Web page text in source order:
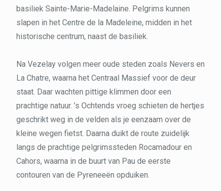
basiliek Sainte-Marie-Madelaine. Pelgrims kunnen
slapen in het Centre de la Madeleine, midden in het
historische centrum, naast de basiliek.
Na Vezelay volgen meer oude steden zoals Nevers en
La Chatre, waarna het Centraal Massief voor de deur
staat. Daar wachten pittige klimmen door een
prachtige natuur. ’s Ochtends vroeg schieten de hertjes
geschrikt weg in de velden als je eenzaam over de
kleine wegen fietst. Daarna duikt de route zuidelijk
langs de prachtige pelgrimssteden Rocamadour en
Cahors, waarna in de buurt van Pau de eerste
contouren van de Pyreneeën opduiken.